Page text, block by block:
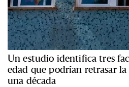
Un estudio identifica tres
edad que podrían retrasar
una década